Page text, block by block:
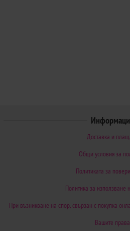
Доставка и
Общи условия за
Политиката за
Политика за използване
При възникване на спор, свързан с покупка
Вашите права